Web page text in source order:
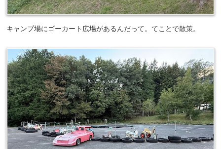
キャンプ場にゴーカート広場があるんだって。てことで散策。